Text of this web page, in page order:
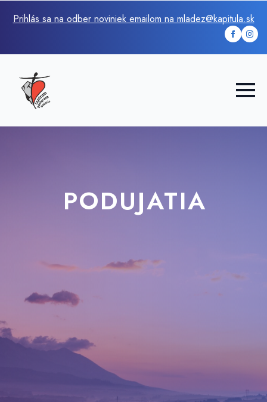
Prihlás sa na odber noviniek emailom na mladez@kapitula.sk
PODUJATIA